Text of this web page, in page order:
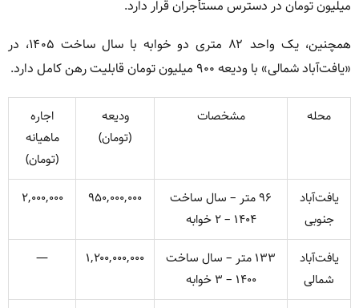
میلیون تومان در دسترس مستأجران قرار دارد.
همچنین، یک واحد ۸۲ متری دو خوابه با سال ساخت ۱۴۰۵، در
«یافت‌آباد شمالی» با ودیعه ۹۰۰ میلیون تومان قابلیت رهن کامل دارد.
محله مشخصات
ودیعه
(تومان)
اجاره
ماهیانه
(تومان)
یافت‌آباد
جنوبی
۹۶ متر – سال ساخت
۱۴۰۴ – ۲ خوابه
۹۵۰,۰۰۰,۰۰۰ ۲,۰۰۰,۰۰۰
یافت‌آباد
شمالی
۱۳۳ متر – سال ساخت
۱۴۰۰ – ۳ خوابه
۱,۲۰۰,۰۰۰,۰۰۰ —